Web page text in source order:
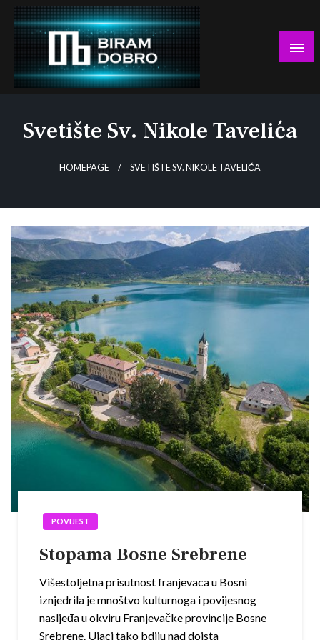
Skip
content
Svetište Sv. Nikole Tavelića
HOMEPAGE SVETIŠTE SV. NIKOLE TAVELIĆA
POVIJEST
Stopama Bosne Srebrene
Višestoljetna prisutnost franjevaca u Bosni
iznjedrila je mnoštvo kulturnoga i povijesnog
nasljeđa u okviru Franjevačke provincije Bosne
Srebrene. Ujaci tako bdiju nad doista